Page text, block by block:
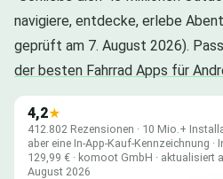
navigiere, entdecke, erlebe
geprüft am 7. August 2026).
der besten Fahrrad Apps für
4,2★
412.802 Rezensionen · 10 Mio.+
aber eine In-App-Kauf-Kennzeichnung ·
129,99 € · komoot GmbH · aktualisiert
August 2026